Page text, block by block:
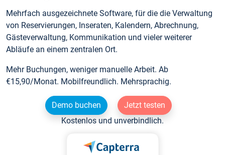
Mehrfach ausgezeichnete Software, für die die Verwaltung
von Reservierungen, Inseraten, Kalendern, Abrechnung,
Gästeverwaltung, Kommunikation und vieler weiterer
Abläufe an einem zentralen Ort.
Mehr Buchungen, weniger manuelle Arbeit. Ab
€15,90/Monat. Mobilfreundlich. Mehrsprachig.
Demo buchen
Jetzt testen
Kostenlos und unverbindlich.